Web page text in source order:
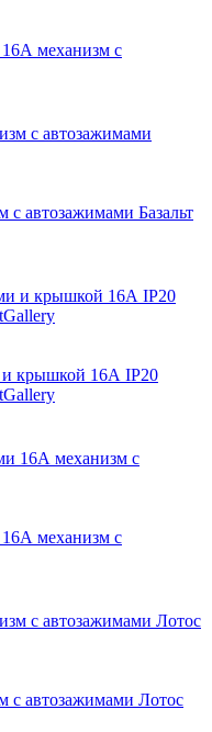
16А механизм с
с автозажимами Базальт
и крышкой 16А IP20
16А механизм с
с автозажимами Лотос